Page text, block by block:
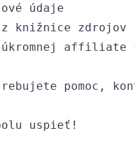
údaje
knižnice zdrojov
pomoc,
uspieť!